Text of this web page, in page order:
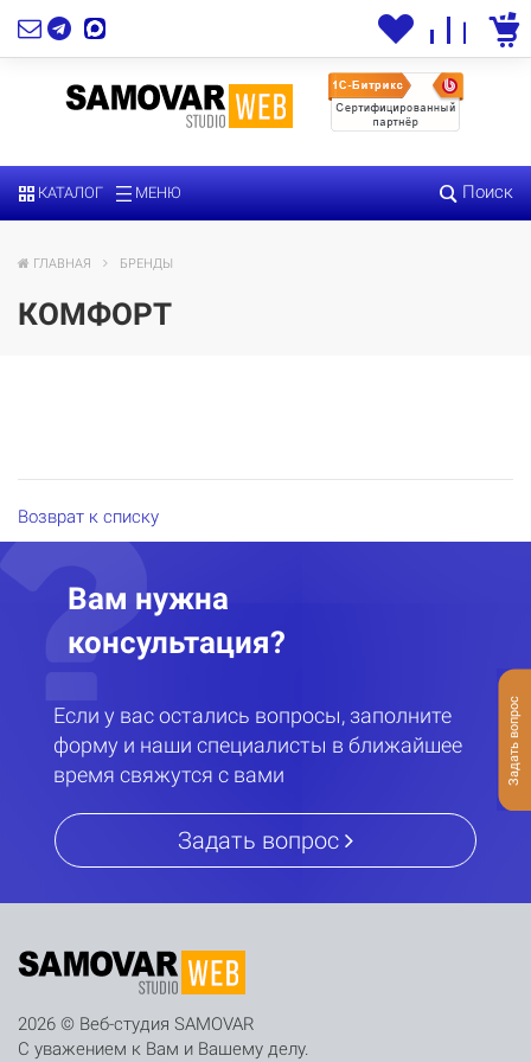
КАТАЛОГ МЕНЮ Поиск
ГЛАВНАЯ БРЕНДЫ
КОМФОРТ
Возврат к списку
Вам нужна
консультация?
Если у вас остались вопросы, заполните
форму и наши специалисты в ближайшее
время свяжутся с вами
Задать вопрос
2026 © Веб-студия SAMOVAR
С уважением к Вам и Вашему делу.
Задать вопрос